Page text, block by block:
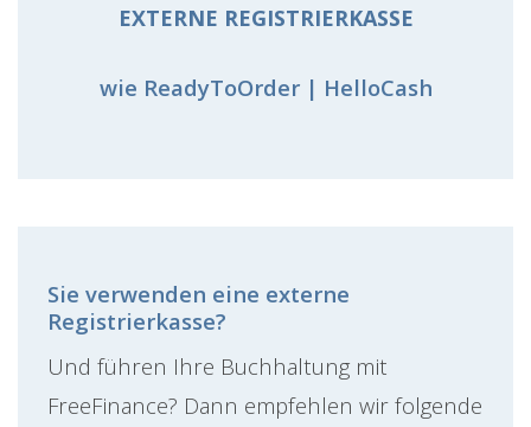
EXTERNE REGISTRIERKASSE
wie ReadyToOrder | HelloCash
Sie verwenden eine externe
Registrierkasse?
Und führen Ihre Buchhaltung mit
FreeFinance? Dann empfehlen wir folgende